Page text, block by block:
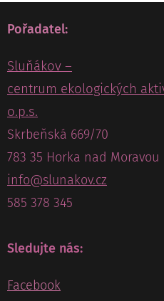
Pořadatel:
Sluňákov –
centrum ekologických
o.p.s.
Skrbeňská 669/70
783 35 Horka nad Moravou
info@slunakov.cz
585 378 345
Sledujte nás:
Facebook